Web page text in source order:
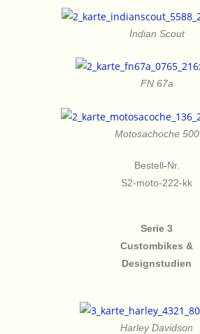
Indian Scout
FN 67a
Motosachoche 500
Bestell-Nr.
S2-moto-222-kk
Serie 3
Custombikes &
Designstudien
Harley Davidson